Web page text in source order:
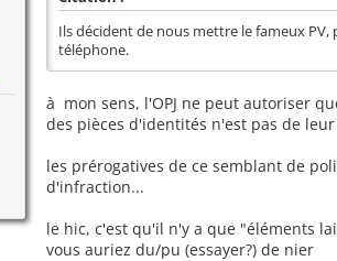
Ils décident de nous mettre le fameux
téléphone.
à mon sens, l'OPJ ne peut autoriser
des pièces d'identités n'est pas de
les prérogatives de ce semblant de
d'infraction...
le hic, c'est qu'il n'y a que "éléments
vous auriez du/pu (essayer?) de nier